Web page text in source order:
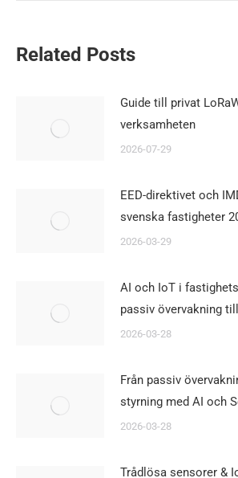
Related Posts
Guide till privat
verksamheten
2026-07-29
EED-direktivet och
svenska fastigheter
2026-03-29
AI och IoT i
passiv övervakning
2026-03-28
Från passiv
styrning med AI och
2026-03-28
Trådlösa sensorer &